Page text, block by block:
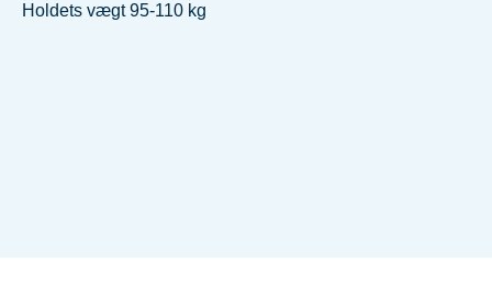
Holdets vægt 95-110 kg